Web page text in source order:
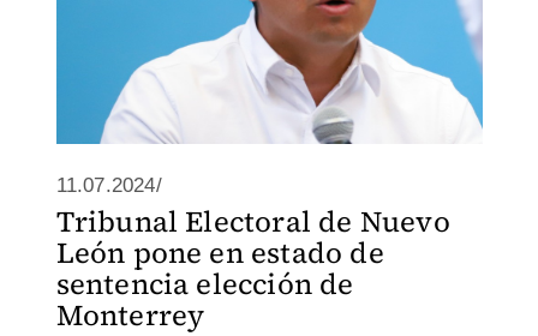
11.07.2024/
Tribunal Electoral de Nuevo
León pone en estado de
sentencia elección de
Monterrey